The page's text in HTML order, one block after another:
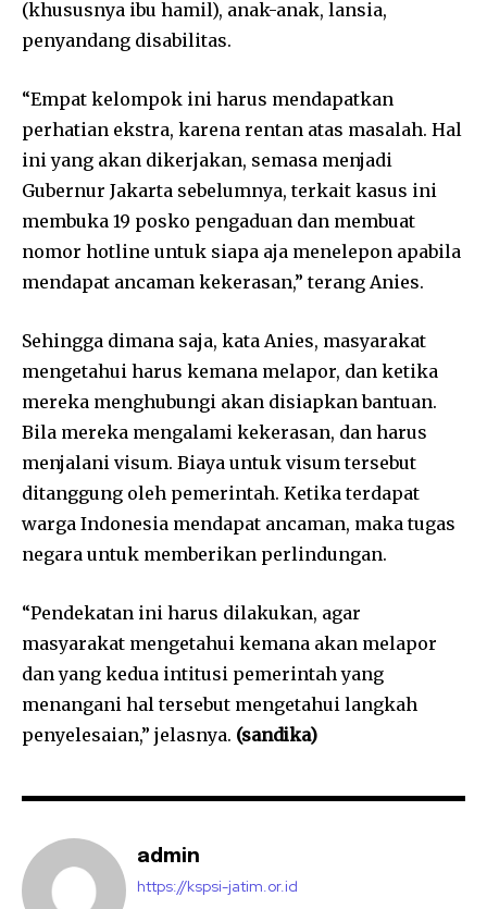
(khususnya ibu hamil), anak-anak, lansia,
penyandang disabilitas.
“Empat kelompok ini harus mendapatkan
perhatian ekstra, karena rentan atas masalah. Hal
ini yang akan dikerjakan, semasa menjadi
Gubernur Jakarta sebelumnya, terkait kasus ini
membuka 19 posko pengaduan dan membuat
nomor hotline untuk siapa aja menelepon apabila
mendapat ancaman kekerasan,” terang Anies.
Sehingga dimana saja, kata Anies, masyarakat
mengetahui harus kemana melapor, dan ketika
mereka menghubungi akan disiapkan bantuan.
Bila mereka mengalami kekerasan, dan harus
menjalani visum. Biaya untuk visum tersebut
ditanggung oleh pemerintah. Ketika terdapat
warga Indonesia mendapat ancaman, maka tugas
negara untuk memberikan perlindungan.
“Pendekatan ini harus dilakukan, agar
masyarakat mengetahui kemana akan melapor
dan yang kedua intitusi pemerintah yang
menangani hal tersebut mengetahui langkah
penyelesaian,” jelasnya. (sandika)
admin
https://kspsi-jatim.or.id